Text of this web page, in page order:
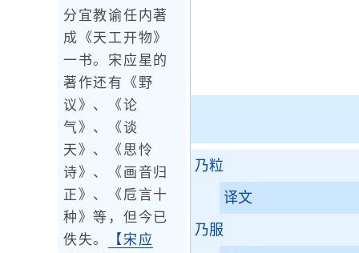
乃粒
译文
乃服
分宜教谕任内著
成《天工开物》
一书。宋应星的
著作还有《野
议》、《论
气》、《谈
天》、《思怜
诗》、《画音归
正》、《卮言十
种》等，但今已
佚失。
【宋应